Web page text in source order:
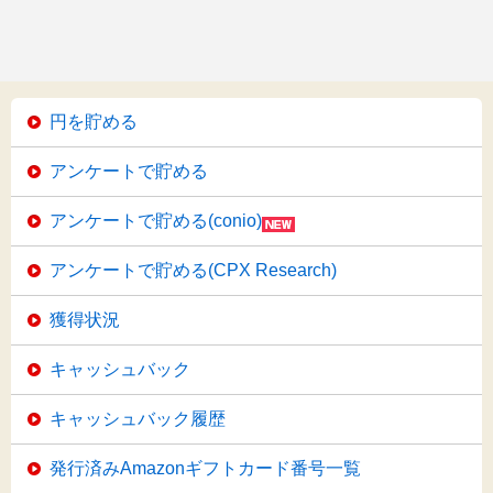
円を貯める
アンケートで貯める
アンケートで貯める(conio)
アンケートで貯める(CPX Research)
獲得状況
キャッシュバック
キャッシュバック履歴
発行済みAmazonギフトカード番号一覧